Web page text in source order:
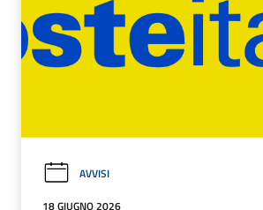
AVVISI
18 GIUGNO 2026